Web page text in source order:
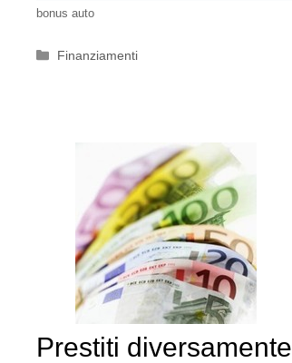
bonus auto
Categorie
Finanziamenti
Prestiti diversamente